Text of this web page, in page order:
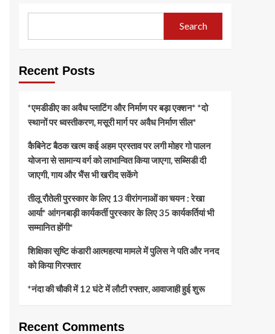
Search
Recent Posts
*एमडीडीए का अवैध प्लाटिंग और निर्माण पर बड़ा एक्शन* *दो
स्थानों पर ध्वस्तीकरण, मसूरी मार्ग पर अवैध निर्माण सील*
कैबिनेट बैठक खत्म कई अहम प्रस्ताव पर लगी मोहर गो पालन
योजना से सामान्य वर्ग को लाभान्वित किया जाएगा, सब्सिडी दी
जाएगी, गाय और भैंस भी खरीद सकेंगे
तीलू रौतेली पुरस्कार के लिए 13 वीरांगनाओं का चयन : रेखा
आर्या* आंगनबाड़ी कार्यकर्ती पुरस्कार के लिए 35 कार्यकर्तियां भी
सम्मानित होंगी*
शिक्षिका सृष्टि कंडारी आत्महत्या मामले में पुलिस ने पति और ननद
को किया गिरफ्तार
*नंदा की चौकी में 12 घंटे में लौटी रफ्तार, आवाजाही हुई शुरू
Recent Comments